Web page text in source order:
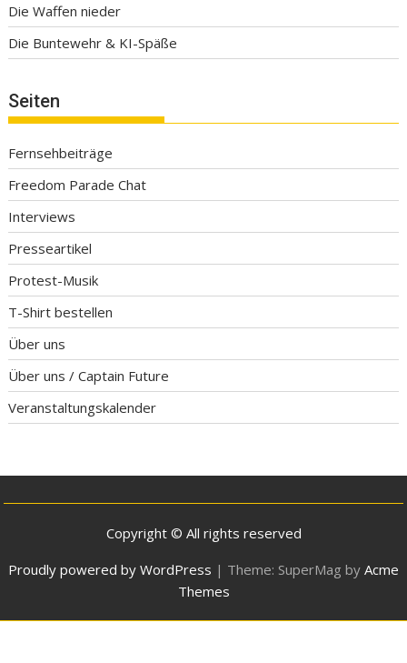
Die Waffen nieder
Die Buntewehr & KI-Späße
Seiten
Fernsehbeiträge
Freedom Parade Chat
Interviews
Presseartikel
Protest-Musik
T-Shirt bestellen
Über uns
Über uns / Captain Future
Veranstaltungskalender
Copyright © All rights reserved
Proudly powered by WordPress | Theme: SuperMag by Acme
Themes